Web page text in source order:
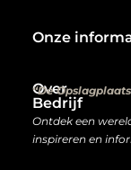
Over
Bedrijf
“De
Ontdek een
inspireren en
Onze